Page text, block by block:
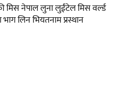
मिस नेपाल लुना लुईंटेल मिस वर्ल्ड
भाग लिन भियतनाम प्रस्थान